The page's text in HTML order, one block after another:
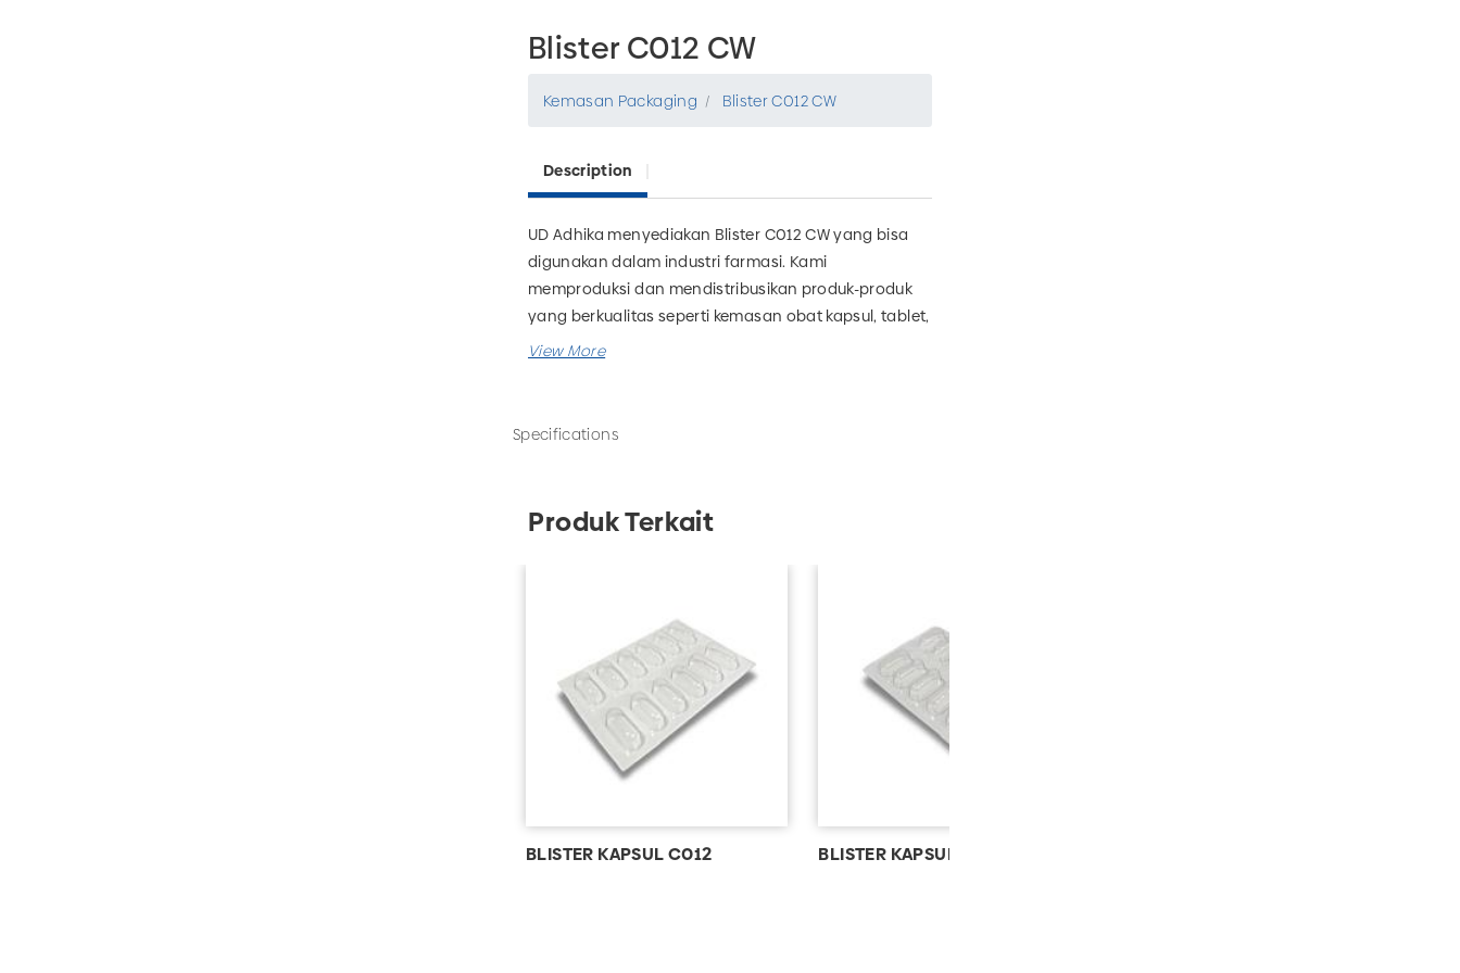
Blister C012 CW
Kemasan Packaging Blister C012 CW
Description
UD Adhika menyediakan Blister C012 CW yang bisa
digunakan dalam industri farmasi. Kami
memproduksi dan mendistribusikan produk-produk
yang berkualitas seperti kemasan obat kapsul, tablet,
sirup, madu, dan lain-lain terutama untuk farmasi,
Adhika sekarang juga!
Specifications
Produk Terkait
BLISTER KAPSUL C012 BLISTER KAPSUL C010